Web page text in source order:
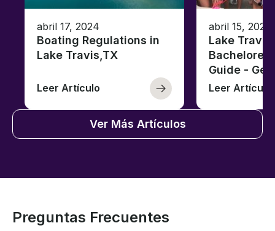
abril 17, 2024
Boating Regulations in
Lake Travis,TX
Leer Artículo
abril 15, 2020
Lake Travis
Guide -
Leer Artículo
Ver Más Artículos
Preguntas Frecuentes